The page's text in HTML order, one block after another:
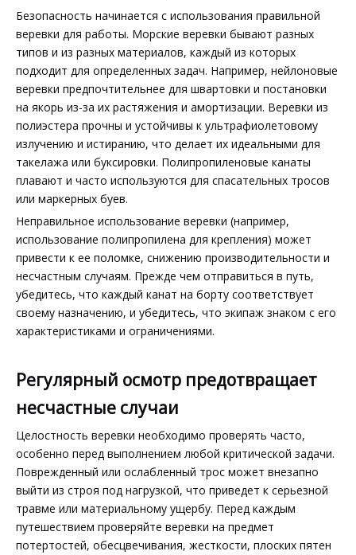
Безопасность начинается с использования правильной
веревки для работы. Морские веревки бывают разных
типов и из разных материалов, каждый из которых
подходит для определенных задач. Например, нейлоновые
веревки предпочтительнее для швартовки и постановки
на якорь из-за их растяжения и амортизации. Веревки из
полиэстера прочны и устойчивы к ультрафиолетовому
излучению и истиранию, что делает их идеальными для
такелажа или буксировки. Полипропиленовые канаты
плавают и часто используются для спасательных тросов
или маркерных буев.
Неправильное использование веревки (например,
использование полипропилена для крепления) может
привести к ее поломке, снижению производительности и
несчастным случаям. Прежде чем отправиться в путь,
убедитесь, что каждый канат на борту соответствует
своему назначению, и убедитесь, что экипаж знаком с его
характеристиками и ограничениями.
Регулярный осмотр предотвращает
несчастные случаи
Целостность веревки необходимо проверять часто,
особенно перед выполнением любой критической задачи.
Поврежденный или ослабленный трос может внезапно
выйти из строя под нагрузкой, что приведет к серьезной
травме или материальному ущербу. Перед каждым
путешествием проверяйте веревки на предмет
потертостей, обесцвечивания, жесткости, плоских пятен